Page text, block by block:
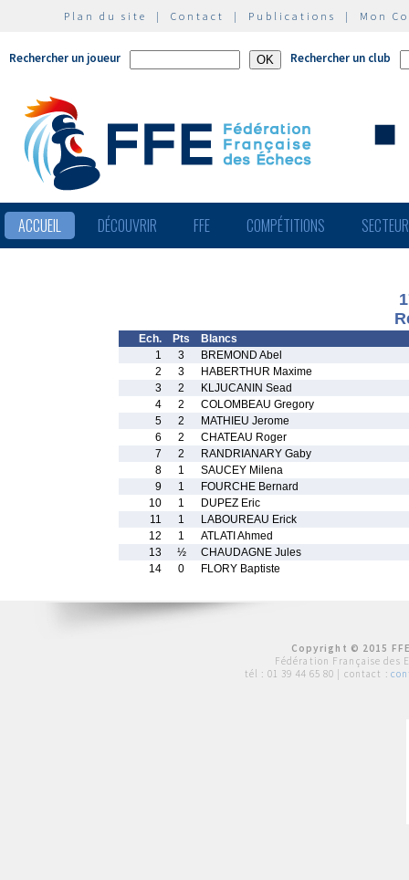
Plan du site | Contact | Publications | Mon
Rechercher un joueur Rechercher un club
ACCUEIL DÉCOUVRIR FFE COMPÉTITIONS
Ech. Pts
Blancs
1
3
BREMOND Abel
2
3
HABERTHUR Maxime
3
2
KLJUCANIN Sead
4
2
COLOMBEAU Gregory
5
2
MATHIEU Jerome
6
2
CHATEAU Roger
7
2
RANDRIANARY Gaby
8
1
SAUCEY Milena
9
1
FOURCHE Bernard
10
1
DUPEZ Eric
11
1
LABOUREAU Erick
12
1
ATLATI Ahmed
13
½
CHAUDAGNE Jules
14
0 FLORY Baptiste
Copyright © 2015
Fédération Française des
tél : 01 39 44 65 80 | contact :